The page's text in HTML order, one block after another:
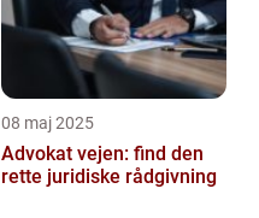
08 maj 2025
Advokat vejen: find den
rette juridiske rådgivning